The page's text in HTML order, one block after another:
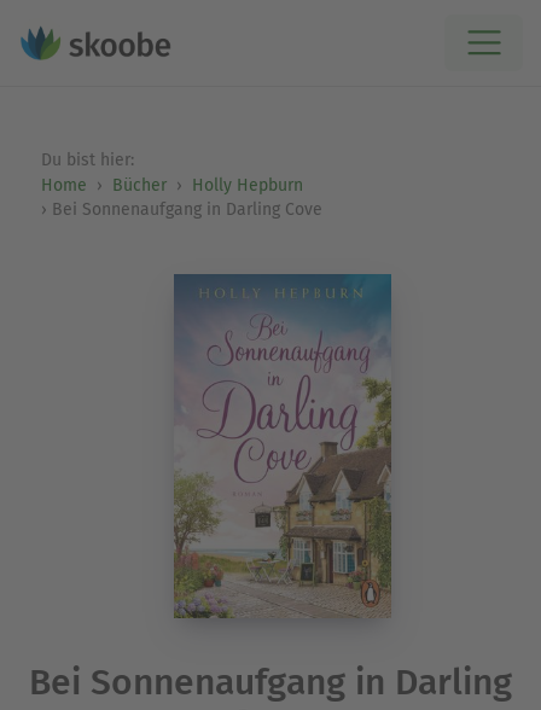
Du bist hier:
Home
Bücher
Holly Hepburn
Bei Sonnenaufgang in Darling Cove
Bei Sonnenaufgang in Darling